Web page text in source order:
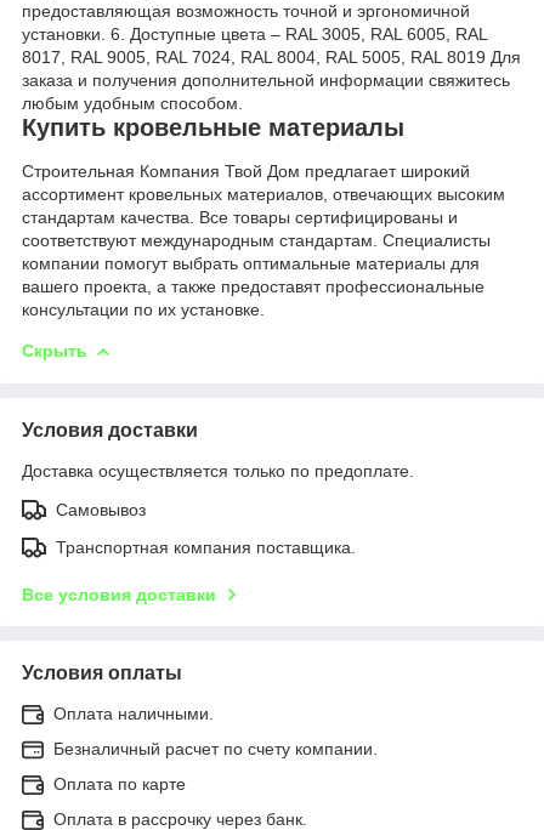
предоставляющая возможность точной и эргономичной
установки. 6. Доступные цвета – RAL 3005, RAL 6005, RAL
8017, RAL 9005, RAL 7024, RAL 8004, RAL 5005, RAL 8019 Для
заказа и получения дополнительной информации свяжитесь
любым удобным способом.
Купить кровельные материалы
Строительная Компания Твой Дом предлагает широкий
ассортимент кровельных материалов, отвечающих высоким
стандартам качества. Все товары сертифицированы и
соответствуют международным стандартам. Специалисты
компании помогут выбрать оптимальные материалы для
вашего проекта, а также предоставят профессиональные
консультации по их установке.
Скрыть
Условия доставки
Доставка осуществляется только по предоплате.
Самовывоз
Транспортная компания поставщика.
Все условия доставки
Условия оплаты
Оплата наличными.
Безналичный расчет по счету компании.
Оплата по карте
Оплата в рассрочку через банк.